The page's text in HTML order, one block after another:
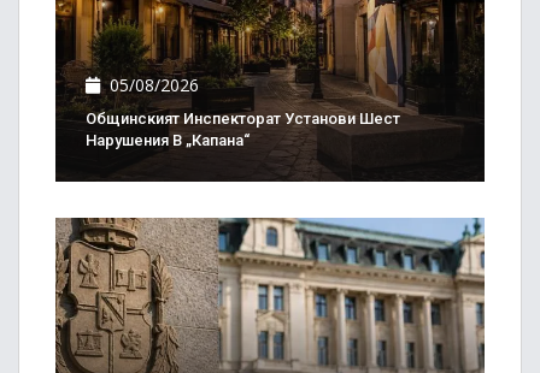
05/08/2026
Общинският Инспекторат Установи Шест
Нарушения В „Капана“